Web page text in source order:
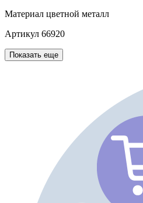
Материал цветной металл
Артикул 66920
Показать еще